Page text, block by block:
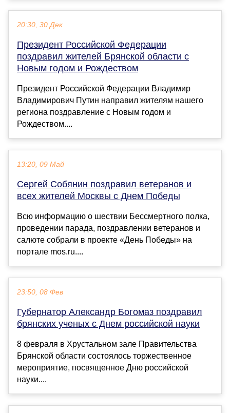
20:30, 30 Дек
Президент Российской Федерации
поздравил жителей Брянской области с
Новым годом и Рождеством
Президент Российской Федерации Владимир
Владимирович Путин направил жителям нашего
региона поздравление с Новым годом и
Рождеством....
13:20, 09 Май
Сергей Собянин поздравил ветеранов и
всех жителей Москвы с Днем Победы
Всю информацию о шествии Бессмертного полка,
проведении парада, поздравлении ветеранов и
салюте собрали в проекте «День Победы» на
портале mos.ru....
23:50, 08 Фев
Губернатор Александр Богомаз поздравил
брянских ученых с Днем российской науки
8 февраля в Хрустальном зале Правительства
Брянской области состоялось торжественное
мероприятие, посвященное Дню российской
науки....